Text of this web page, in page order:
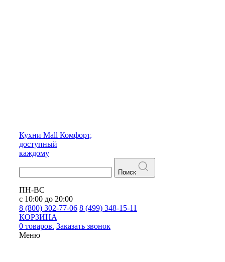
Кухни Mall Комфорт,
доступный
каждому
Поиск
ПН-ВС
с 10:00 до 20:00
8 (800) 302-77-06 8 (499) 348-15-11
КОРЗИНА
0 товаров. Заказать звонок
Меню